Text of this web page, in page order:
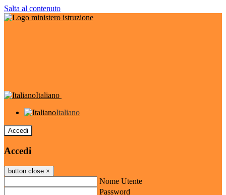
Salta al contenuto
Italiano
Italiano
Accedi
Accedi
button close ×
Nome Utente
Password